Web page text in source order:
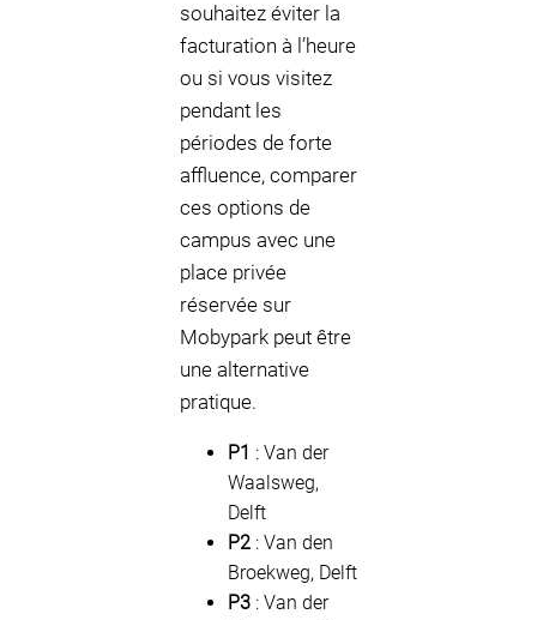
souhaitez éviter la
facturation à l’heure
ou si vous visitez
pendant les
périodes de forte
affluence, comparer
ces options de
campus avec une
place privée
réservée sur
Mobypark peut être
une alternative
pratique.
P1 : Van der
Waalsweg,
Delft
P2 : Van den
Broekweg, Delft
P3 : Van der